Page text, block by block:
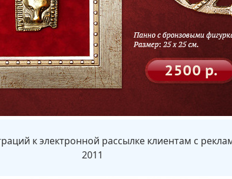
к электронной рассылке клиентам с
2011